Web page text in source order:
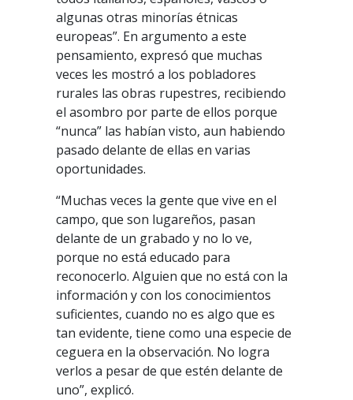
algunas otras minorías étnicas
europeas”. En argumento a este
pensamiento, expresó que muchas
veces les mostró a los pobladores
rurales las obras rupestres, recibiendo
el asombro por parte de ellos porque
“nunca” las habían visto, aun habiendo
pasado delante de ellas en varias
oportunidades.
“Muchas veces la gente que vive en el
campo, que son lugareños, pasan
delante de un grabado y no lo ve,
porque no está educado para
reconocerlo. Alguien que no está con la
información y con los conocimientos
suficientes, cuando no es algo que es
tan evidente, tiene como una especie de
ceguera en la observación. No logra
verlos a pesar de que estén delante de
uno”, explicó.